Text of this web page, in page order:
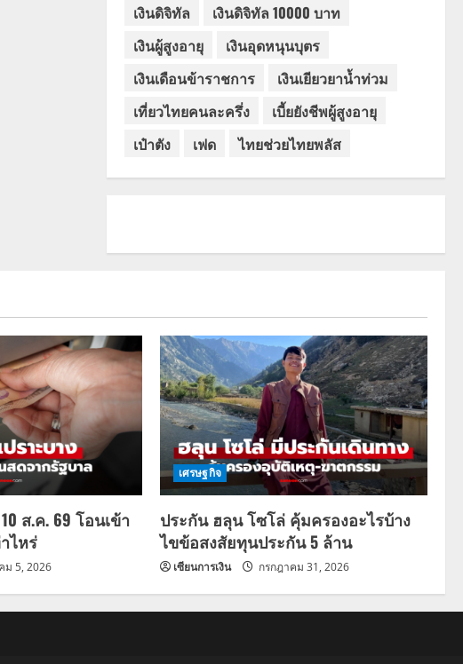
เงินดิจิทัล
เงินดิจิทัล 10000 บาท
เงินผู้สูงอายุ
เงินอุดหนุนบุตร
เงินเดือนข้าราชการ
เงินเยียวยาน้ำท่วม
เที่ยวไทยคนละครึ่ง
เบี้ยยังชีพผู้สูงอายุ
เป๋าตัง
เฟด ไทยช่วยไทยพลัส
ส.ค. 69 โอนเข้า
ไหร่
ม 5, 2026
เศรษฐกิจ
ประกัน ฮลุน โซโล่ คุ้มครองอะไรบ้าง
ไขข้อสงสัยทุนประกัน 5 ล้าน
เซียนการเงิน กรกฎาคม 31, 2026